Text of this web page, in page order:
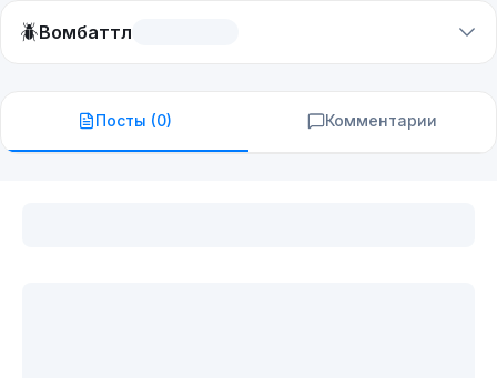
🪲Вомбаттл
Посты (0) Комментарии